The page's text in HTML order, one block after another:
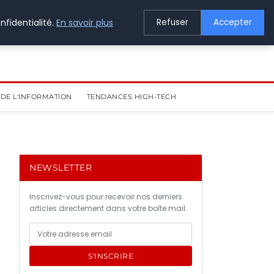
L'INFORMATION TENDANCES HIGH-TECH
NEWSLETTER
Inscrivez-vous pour recevoir nos derniers
articles directement dans votre boîte mail.
S'INSCRIRE
En savoir plus Refuser Accepter